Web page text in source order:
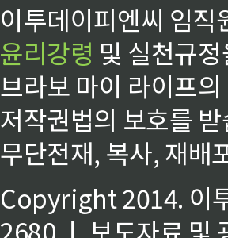
이투데이피엔씨 임
윤리강령 및 실천규
브라보 마이 라이프
저작권법의 보호를
무단전재, 복사, 재배
Copyright 2014. 이